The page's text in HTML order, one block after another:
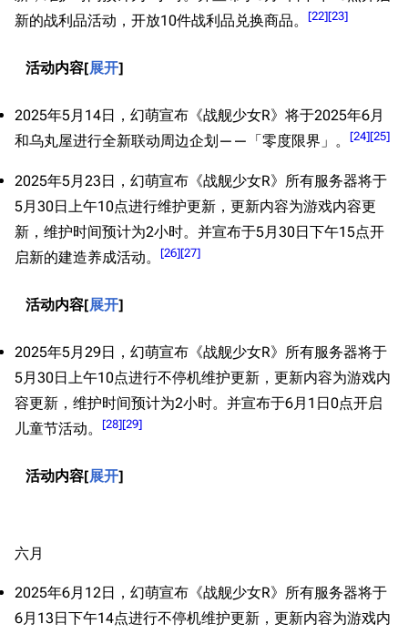
新的战利品活动，开放10件战利品兑换商品。
[22][23]
展开
活动内容
2025年5月14日，幻萌宣布《战舰少女R》将于2025年6月
和乌丸屋进行全新联动周边企划——「零度限界」。
[24][25]
2025年5月23日，幻萌宣布《战舰少女R》所有服务器将于
5月30日上午10点进行维护更新，更新内容为游戏内容更
新，维护时间预计为2小时。并宣布于5月30日下午15点开
启新的建造养成活动。
[26][27]
展开
活动内容
2025年5月29日，幻萌宣布《战舰少女R》所有服务器将于
5月30日上午10点进行不停机维护更新，更新内容为游戏内
容更新，维护时间预计为2小时。并宣布于6月1日0点开启
儿童节活动。
[28][29]
展开
活动内容
六月
2025年6月12日，幻萌宣布《战舰少女R》所有服务器将于
6月13日下午14点进行不停机维护更新，更新内容为游戏内